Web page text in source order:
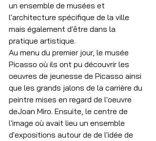
un ensemble de musées et
l'architecture spécifique de la ville
mais également d'être dans la
pratique artistique.
Au menu du premier jour, le musée
Picasso où ils ont pu découvrir les
oeuvres de jeunesse de Picasso ainsi
que les grands jalons de la carrière du
peintre mises en regard de l'oeuvre
deJoan Miro. Ensuite, le centre de
l'image où avait lieu un ensemble
d'expositions autour de de l'idée de